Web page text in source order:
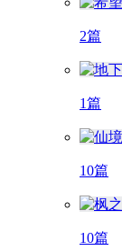
2篇
1篇
10篇
10篇